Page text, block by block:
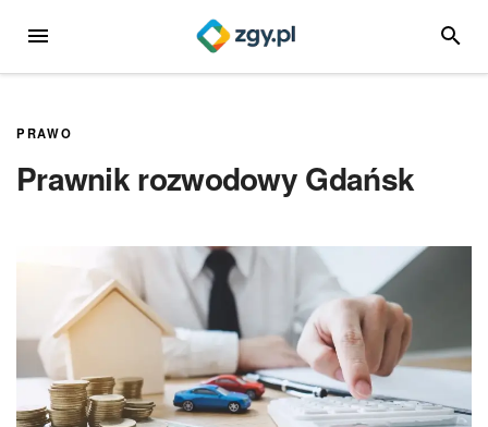
MENU
PRAWO
Prawnik rozwodowy Gdańsk